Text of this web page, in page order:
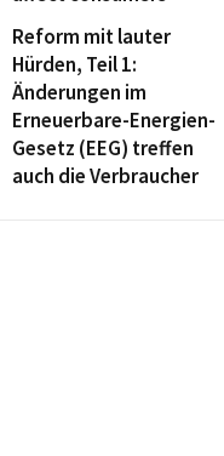
Reform mit lauter
Hürden, Teil 1:
Änderungen im
Erneuerbare-Energien-
Gesetz (EEG) treffen
auch die Verbraucher